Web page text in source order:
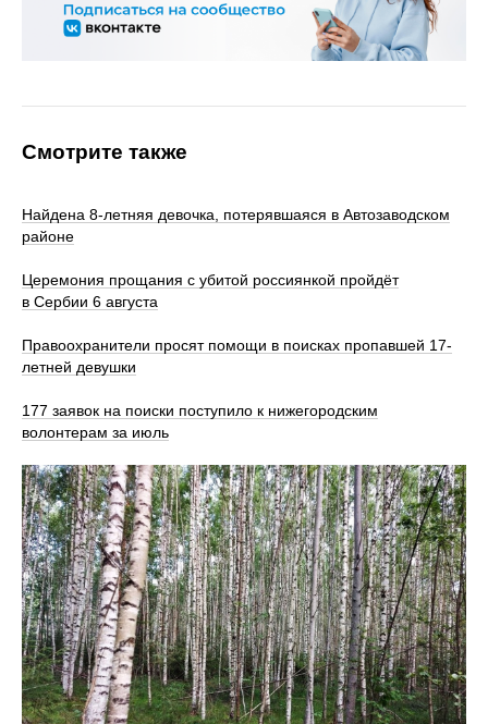
Смотрите также
Найдена 8-летняя девочка, потерявшаяся в Автозаводском
районе
Церемония прощания с убитой россиянкой пройдёт
в Сербии 6 августа
Правоохранители просят помощи в поисках пропавшей 17-
летней девушки
177 заявок на поиски поступило к нижегородским
волонтерам за июль